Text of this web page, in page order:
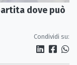
dove può
Condividi su: